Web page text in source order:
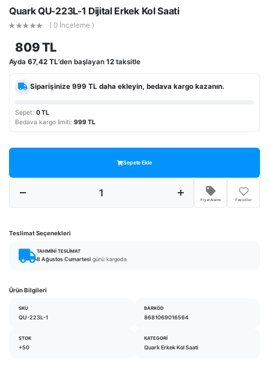
Quark QU-223L-1 Dijital Erkek Kol Saati
( 0 İnceleme )
809 TL
Ayda 67,42 TL’den başlayan 12 taksitle
Siparişinize999 TL daha ekleyin, bedava kargo kazanın.
Sepet: 0 TL
Bedava kargo limiti: 999 TL
Sepete Ekle
Fiyat Alarmı Favoriler
Teslimat Seçenekleri
TAHMINI TESLIMAT
8 Ağustos Cumartesi günü kargoda
Ürün Bilgileri
SKU
QU-223L-1
BARKOD
8681069016564
STOK
+50
KATEGORI
Quark Erkek Kol Saati